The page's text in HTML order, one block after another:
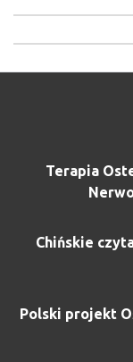
Terapia
Chińskie
Polski projekt